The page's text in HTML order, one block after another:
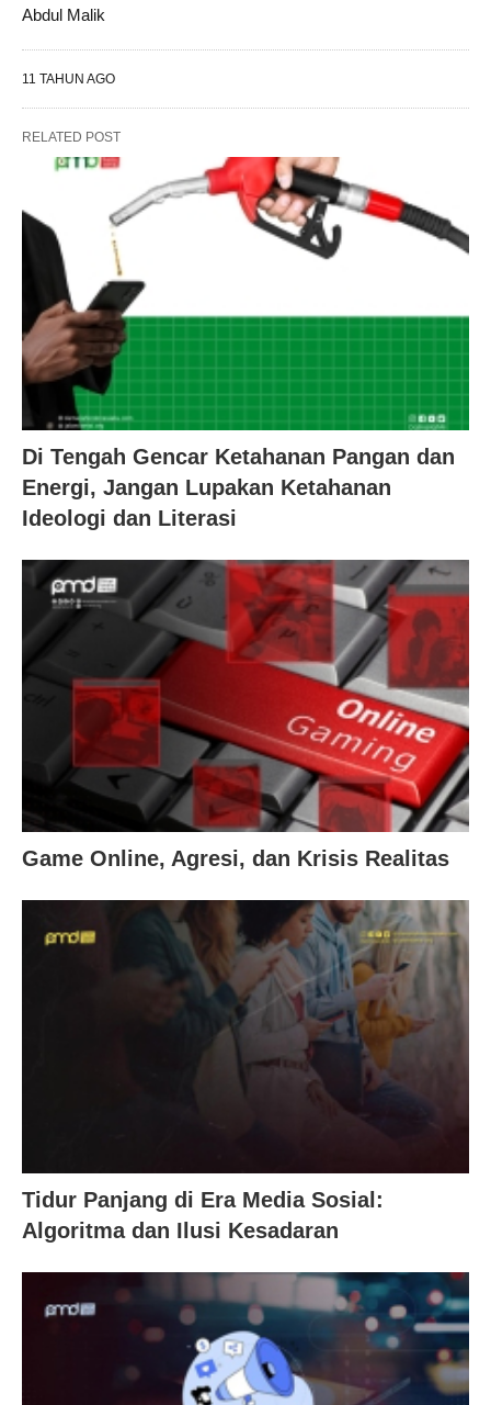
Abdul Malik
11 TAHUN AGO
RELATED POST
Di Tengah Gencar Ketahanan Pangan dan
Energi, Jangan Lupakan Ketahanan
Ideologi dan Literasi
Game Online, Agresi, dan Krisis Realitas
Tidur Panjang di Era Media Sosial:
Algoritma dan Ilusi Kesadaran